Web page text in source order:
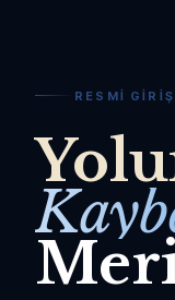
RESMI